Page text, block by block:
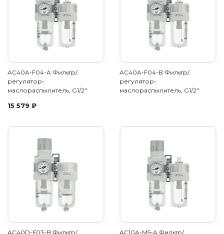
AC40A-F04-A Фильтр/
регулятор-
маслораспылитель, G1/2"
15 579 ₽
AC40A-F04-B Фильтр/
регулятор-
маслораспылитель, G1/2"
AC40D-F03-B Фильтр/
AC10A-M5-A Фильтр/